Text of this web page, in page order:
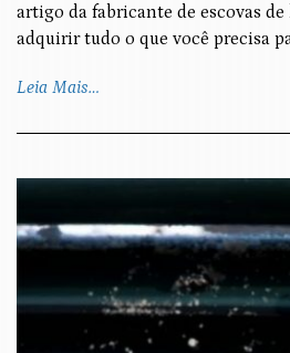
artigo da fabricante de escovas
adquirir tudo o que você precisa
Leia Mais…